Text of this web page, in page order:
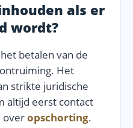
als er
wordt?
betalen van de
Het
strikte juridische
altijd eerst contact
overopschorting.